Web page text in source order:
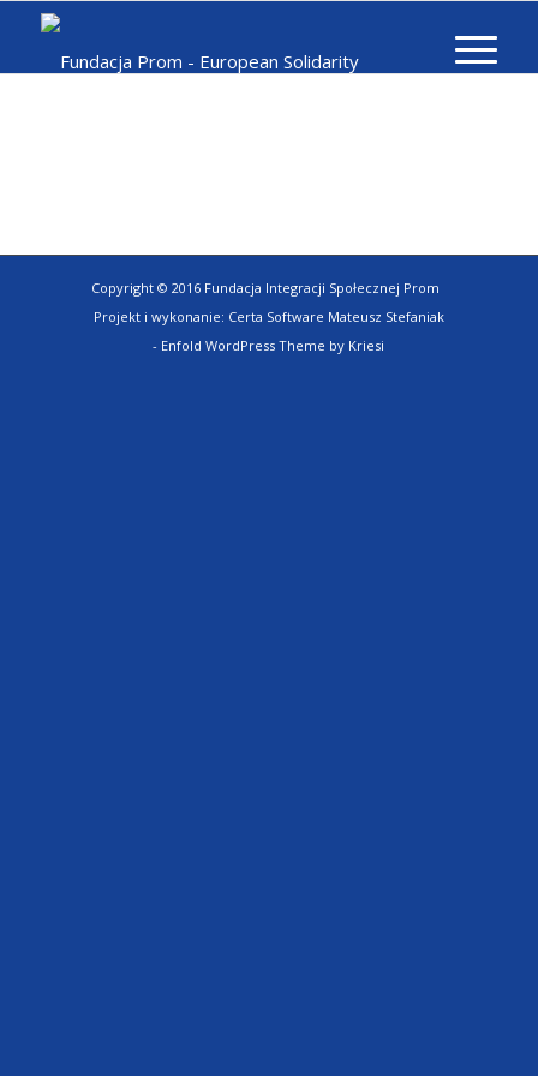
Copyright © 2016 Fundacja Integracji Społecznej Prom
Projekt i wykonanie: Certa Software Mateusz Stefaniak
- Enfold WordPress Theme by Kriesi